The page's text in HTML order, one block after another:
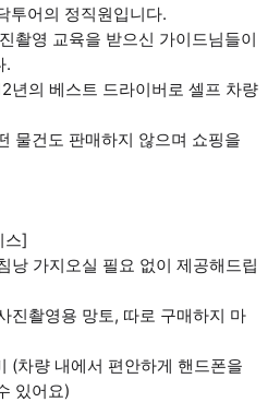
투어의 정직원입니다.
촬영 교육을 받으신 가이드님들이
.
년의 베스트 드라이버로 셀프 차량
물건도 판매하지 않으며 쇼핑을
스]
낭 가지오실 필요 없이 제공해드립
진촬영용 망토, 따로 구매하지 마
(차량 내에서 편안하게 핸드폰을
있어요)